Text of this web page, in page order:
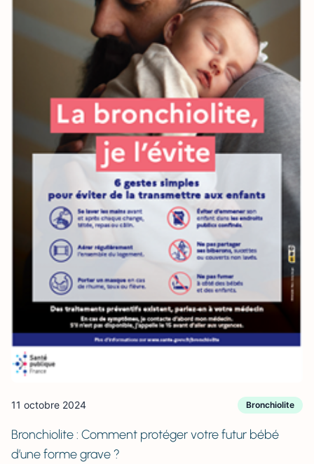
11 octobre 2024 Bronchiolite
Bronchiolite : Comment protéger votre futur bébé
d’une forme grave ?